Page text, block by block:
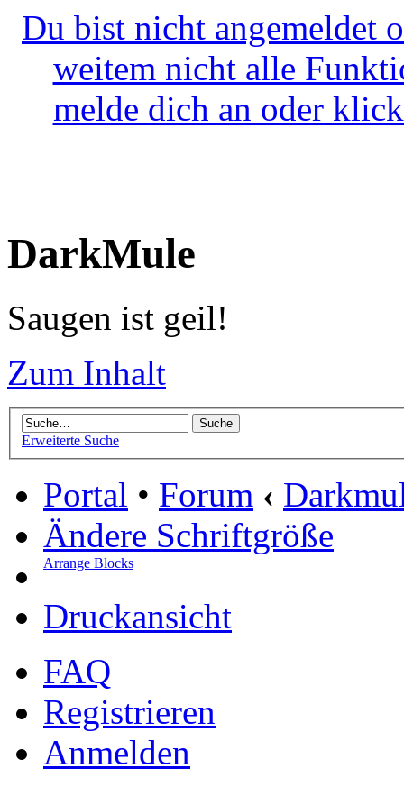
Du bist nicht angemeldet
weitem nicht alle
melde dich an oder
DarkMule
Saugen ist geil!
Zum Inhalt
Erweiterte Suche
Portal • Forum ‹
Ändere Schriftgröße
Arrange Blocks
Druckansicht
FAQ
Registrieren
Anmelden